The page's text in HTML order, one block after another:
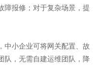
障报修；对于复杂场景，提
中小企业可将网关配置、故
队，无需自建运维团队，降